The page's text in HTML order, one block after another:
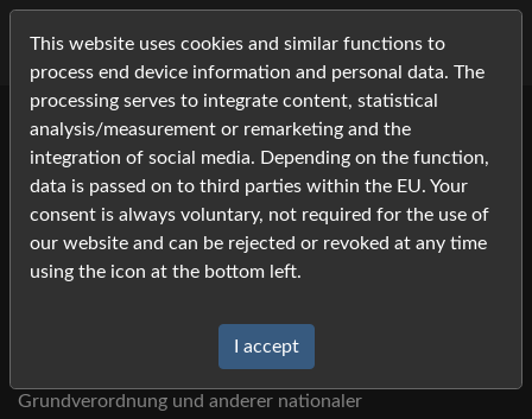
Datenschutzerklärung
I. Name und Anschrift des Verantwortlichen
Der Verantwortliche im Sinne der Datenschutz-
Grundverordnung und anderer nationaler
This website uses cookies and similar functions to
process end device information and personal data. The
processing serves to integrate content, statistical
analysis/measurement or remarketing and the
integration of social media. Depending on the function,
data is passed on to third parties within the EU. Your
consent is always voluntary, not required for the use of
our website and can be rejected or revoked at any time
using the icon at the bottom left.
I accept